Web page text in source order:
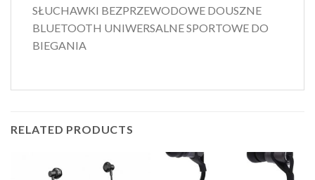
SŁUCHAWKI BEZPRZEWODOWE DOUSZNE
BLUETOOTH UNIWERSALNE SPORTOWE DO
BIEGANIA
RELATED PRODUCTS